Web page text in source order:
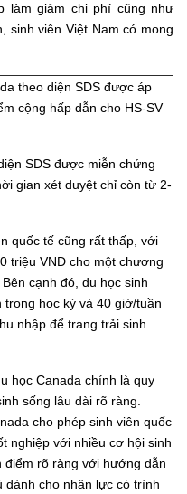
làm giảm chi phí cũng như
sinh viên Việt Nam có mong
theo diện SDS được áp
cộng hấp dẫn cho HS-SV
SDS được miễn chứng
gian xét duyệt chỉ còn từ 2-
quốc tế cũng rất thấp, với
triệu VNĐ cho một chương
cạnh đó, du học sinh
học kỳ và 40 giờ/tuần
nhập để trang trải sinh
học Canada chính là quy
sống lâu dài rõ ràng.
cho phép sinh viên quốc
nghiệp với nhiều cơ hội sinh
rõ ràng với hướng dẫn
dành cho nhân lực có trình